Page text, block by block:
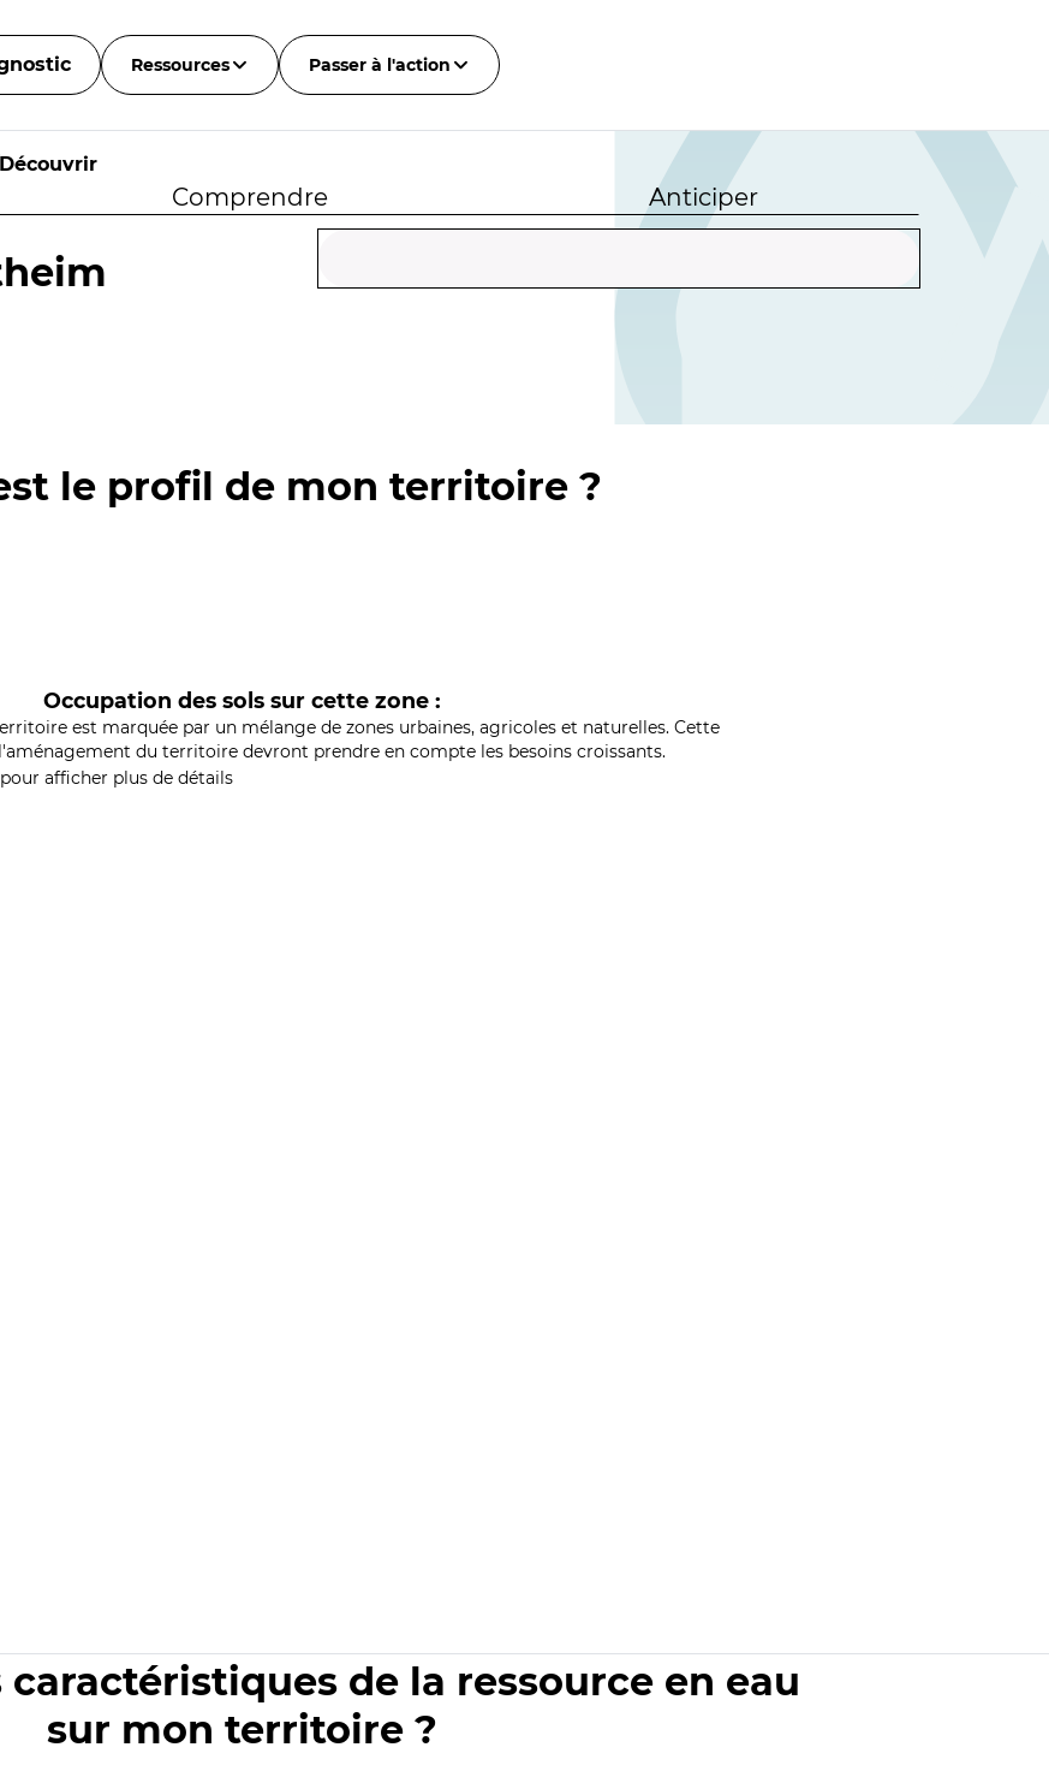
Ressources Passer à l'action
Découvrir
Comprendre Anticiper
le profil de mon territoire ?
Occupation des sols sur cette zone :
est marquée par un mélange de zones urbaines, agricoles et naturelles. Cette
du territoire devront prendre en compte les besoins croissants.
afficher plus de détails
de la ressource en eau
sur mon territoire ?